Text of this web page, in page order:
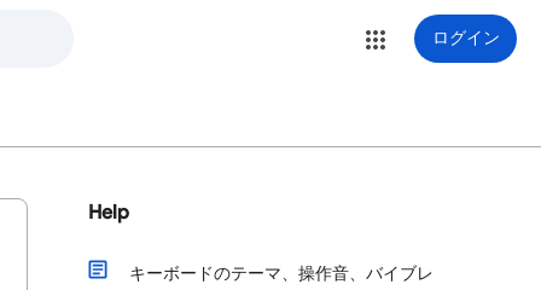
ログイン
Help
キーボードのテーマ、操作音、バイブレ